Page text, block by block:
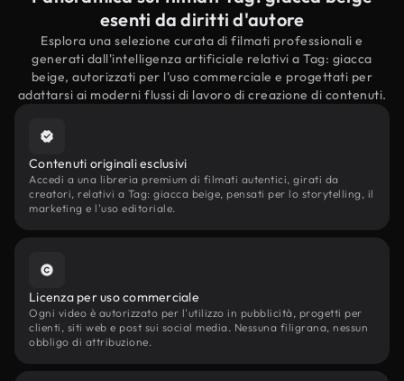
esenti da diritti d'autore
Esplora una selezione curata di filmati professionali e
generati dall'intelligenza artificiale relativi a Tag: giacca
beige, autorizzati per l'uso commerciale e progettati per
adattarsi ai moderni flussi di lavoro di creazione di contenuti.
Contenuti originali esclusivi
Accedi a una libreria premium di filmati autentici, girati da
creatori, relativi a Tag: giacca beige, pensati per lo storytelling, il
marketing e l'uso editoriale.
Licenza per uso commerciale
Ogni video è autorizzato per l'utilizzo in pubblicità, progetti per
clienti, siti web e post sui social media. Nessuna filigrana, nessun
obbligo di attribuzione.